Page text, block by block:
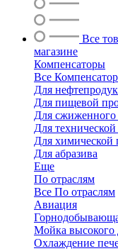
Все
магазине
Компенсаторы
Все
Для
Для пищевой
Для сжиженного
Для
Для
Для абразива
Еще
По отраслям
Все По отраслям
Авиация
Мойка высокого
Охлаждение